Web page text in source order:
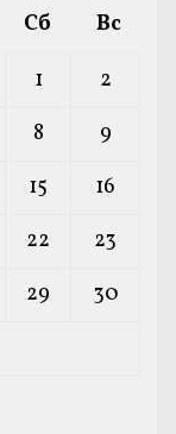
Сб
Вс
1
2
8
9
15
16
22
23
29
30